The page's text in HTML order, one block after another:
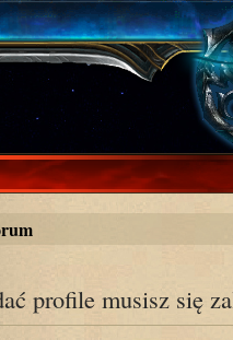
profile musisz się